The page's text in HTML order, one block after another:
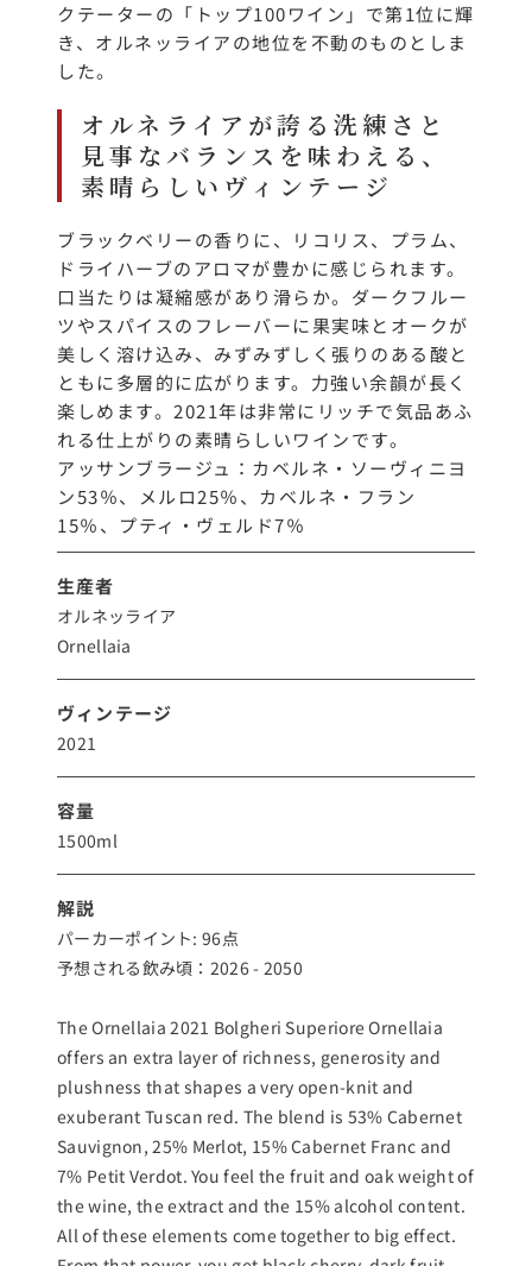
クテーターの「トップ100ワイン」で第1位に輝
き、オルネッライアの地位を不動のものとしま
した。
オルネライアが誇る洗練さと
見事なバランスを味わえる、
素晴らしいヴィンテージ
ブラックベリーの香りに、リコリス、プラム、
ドライハーブのアロマが豊かに感じられます。
口当たりは凝縮感があり滑らか。ダークフルー
ツやスパイスのフレーバーに果実味とオークが
美しく溶け込み、みずみずしく張りのある酸と
ともに多層的に広がります。力強い余韻が長く
楽しめます。2021年は非常にリッチで気品あふ
れる仕上がりの素晴らしいワインです。
アッサンブラージュ：カベルネ・ソーヴィニヨ
ン53％、メルロ25％、カベルネ・フラン
15％、プティ・ヴェルド7％
生産者
オルネッライア
Ornellaia
ヴィンテージ
2021
容量
1500ml
解説
パーカーポイント: 96点
予想される飲み頃：2026 - 2050
The Ornellaia 2021 Bolgheri Superiore Ornellaia
offers an extra layer of richness, generosity and
plushness that shapes a very open-knit and
exuberant Tuscan red. The blend is 53% Cabernet
Sauvignon, 25% Merlot, 15% Cabernet Franc and
7% Petit Verdot. You feel the fruit and oak weight of
the wine, the extract and the 15% alcohol content.
All of these elements come together to big effect.